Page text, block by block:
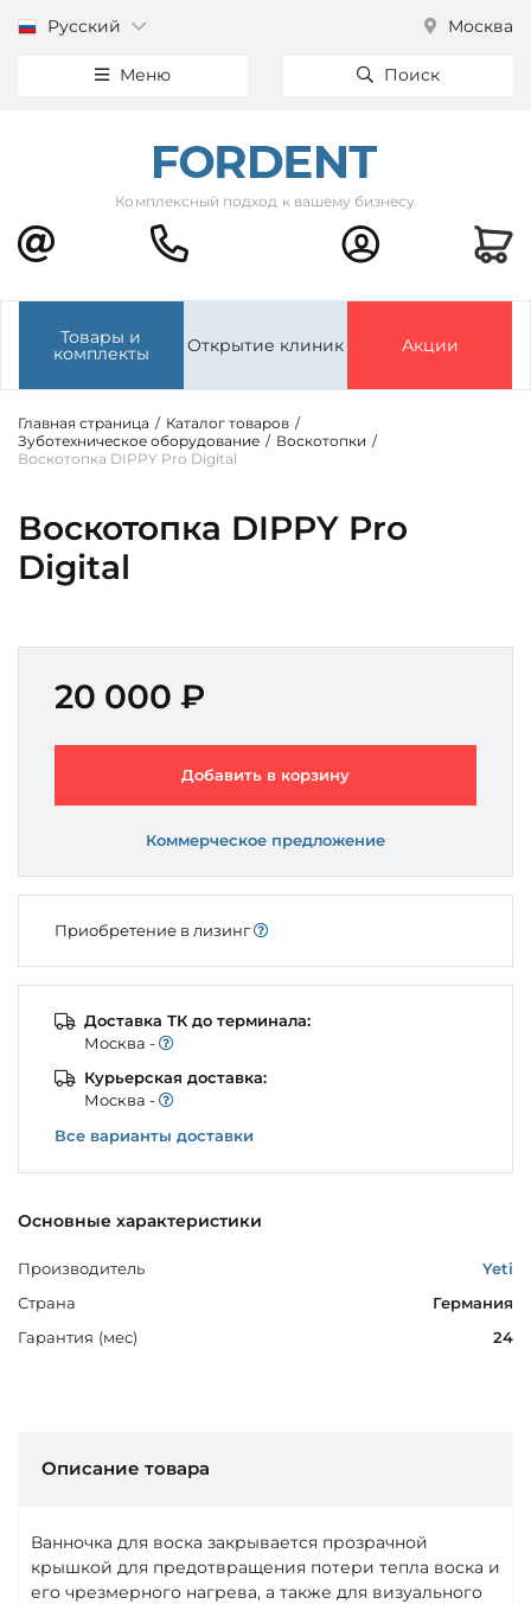
Русский Москва
Меню Поиск
Комплексный подход к вашему бизнесу
Товары и
комплекты Открытие клиник Акции
Главная страница / Каталог товаров /
Зуботехническое оборудование / Воскотопки /
Воскотопка DIPPY Pro Digital
Воскотопка DIPPY Pro
Digital
Основные характеристики
Производитель
Yeti
Страна
Германия
Гарантия (мес)
24
20 000 ₽
Добавить в корзину
Коммерческое предложение
Приобретение в лизинг
Доставка ТК до терминала:
Моcква -
Курьерская доставка:
Моcква -
Все варианты доставки
Описание товара
Ванночка для воска закрывается прозрачной
крышкой для предотвращения потери тепла воска и
его чрезмерного нагрева, а также для визуального